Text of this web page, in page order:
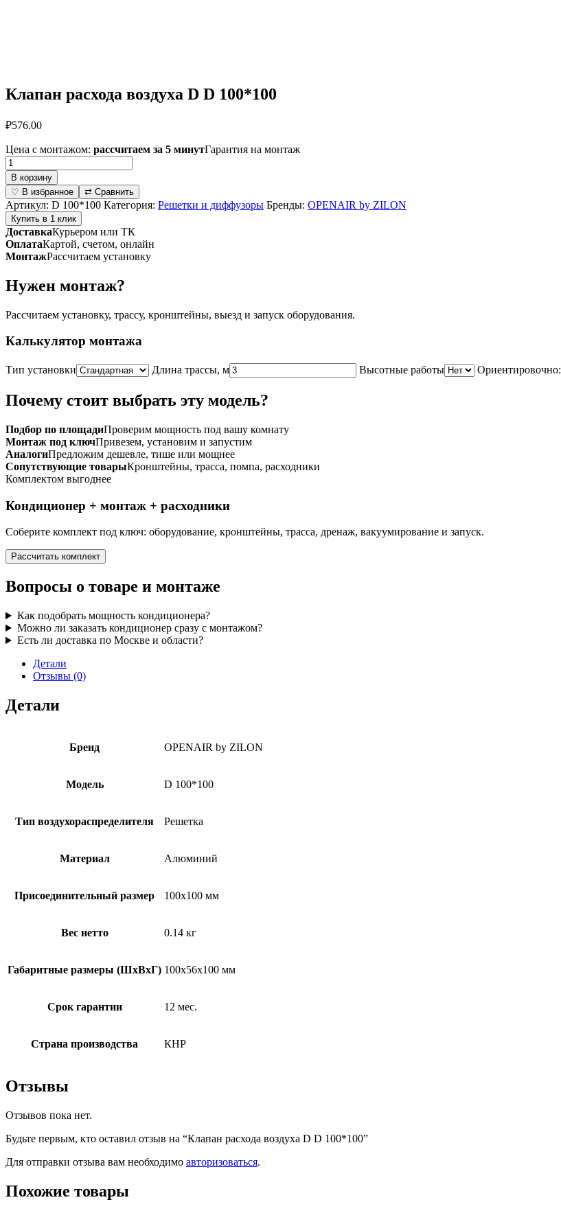
Клапан расхода воздуха D D 100*100
₽576.00
Цена с монтажом: рассчитаем за 5 минутГарантия на монтаж
Количество
товара
Клапан
расхода
воздуха
D
D
100*100
В корзину
♡ В избранное
⇄ Сравнить
Артикул: D 100*100 Категория: Решетки и диффузоры Бренды: OPENAIR by ZILON
Купить в 1 клик
ДоставкаКурьером или ТК
ОплатаКартой, счетом, онлайн
МонтажРассчитаем установку
Нужен монтаж?
Рассчитаем установку, трассу, кронштейны, выезд и запуск оборудования.
Калькулятор монтажа
Тип установки Длина трассы, м Высотные работы Ориентировочно:
Почему стоит выбрать эту модель?
Подбор по площадиПроверим мощность под вашу комнату
Монтаж под ключПривезем, установим и запустим
АналогиПредложим дешевле, тише или мощнее
Сопутствующие товарыКронштейны, трасса, помпа, расходники
Комплектом выгоднее
Кондиционер + монтаж + расходники
Соберите комплект под ключ: оборудование, кронштейны, трасса, дренаж, вакуумирование и запуск.
Рассчитать комплект
Вопросы о товаре и монтаже
Как подобрать мощность кондиционера?
Можно ли заказать кондиционер сразу с монтажом?
Есть ли доставка по Москве и области?
Детали
Отзывы (0)
Детали
Бренд OPENAIR by ZILON
Модель D 100*100
Тип воздухораспределителя Решетка
Материал Алюминий
Присоединительный размер 100х100 мм
Вес нетто 0.14 кг
Габаритные размеры (ШxВxГ) 100x56x100 мм
Срок гарантии 12 мес.
Страна производства КНР
Отзывы
Отзывов пока нет.
Будьте первым, кто оставил отзыв на “Клапан расхода воздуха D D 100*100”
Для отправки отзыва вам необходимо авторизоваться.
Похожие товары